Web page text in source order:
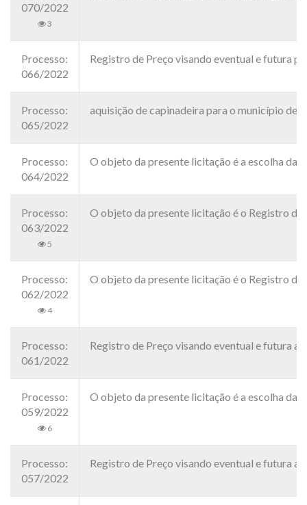
070/2022
3
Processo:
066/2022
Registro de Preço visando eventual e futura
Processo:
065/2022
aquisição de capinadeira para o município de
Processo:
064/2022
O objeto da presente licitação é a escolha da
Processo:
063/2022
5
O objeto da presente licitação é o Registro
Processo:
062/2022
4
O objeto da presente licitação é o Registro de
Processo:
061/2022
Registro de Preço visando eventual e futura
Processo:
059/2022
6
O objeto da presente licitação é a escolha da
Processo:
057/2022
Registro de Preço visando eventual e futura